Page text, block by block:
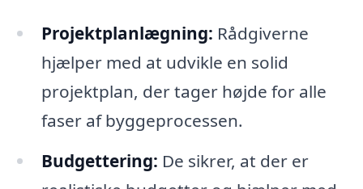
Projektplanlægning: Rådgiverne
hjælper med at udvikle en solid
projektplan, der tager højde for alle
faser af byggeprocessen.
Budgettering: De sikrer, at der er